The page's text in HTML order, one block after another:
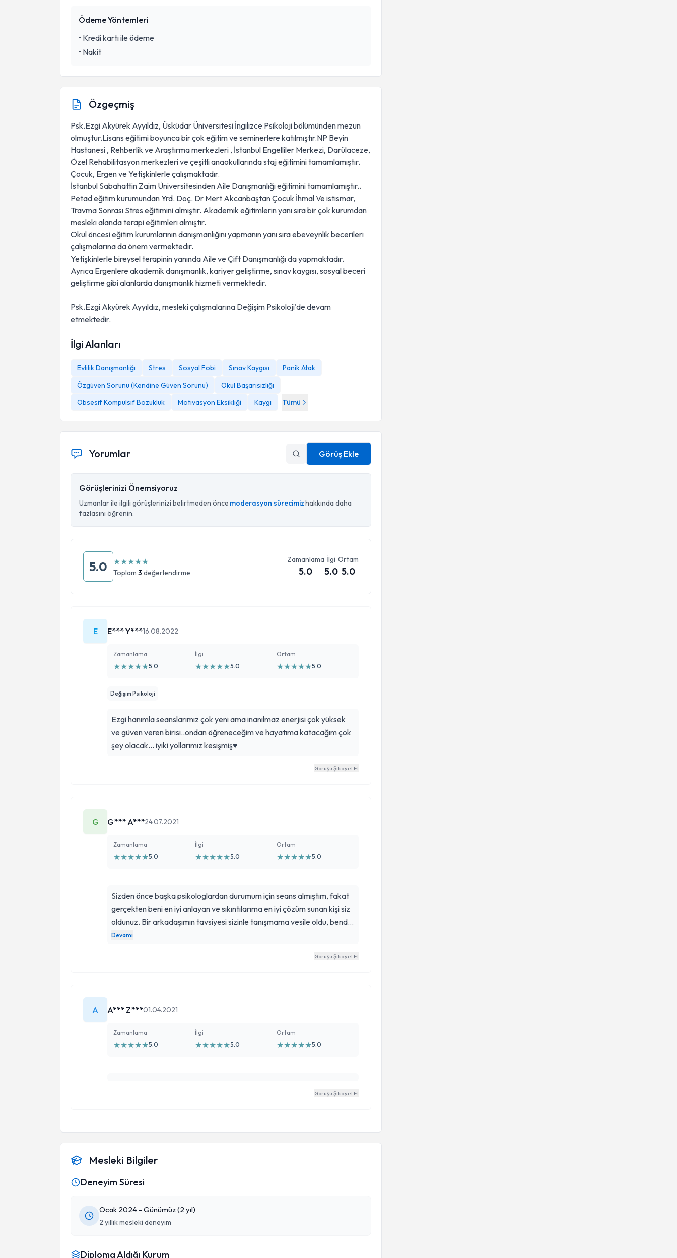
Ödeme Yöntemleri
• Kredi kartı ile ödeme
• Nakit
Özgeçmiş
Psk.Ezgi Akyürek Ayyıldız, Üsküdar Üniversitesi İngilizce Psikoloji bölümünden mezun
olmuştur.Lisans eğitimi boyunca bir çok eğitim ve seminerlere katılmıştır.NP Beyin
Hastanesi , Rehberlik ve Araştırma merkezleri , İstanbul Engelliler Merkezi, Darülaceze,
Özel Rehabilitasyon merkezleri ve çeşitli anaokullarında staj eğitimini tamamlamıştır.
Çocuk, Ergen ve Yetişkinlerle çalışmaktadır.
İstanbul Sabahattin Zaim Üniversitesinden Aile Danışmanlığı eğitimini tamamlamıştır..
Petad eğitim kurumundan Yrd. Doç. Dr Mert Akcanbaştan Çocuk İhmal Ve istismar,
Travma Sonrası Stres eğitimini almıştır. Akademik eğitimlerin yanı sıra bir çok kurumdan
mesleki alanda terapi eğitimleri almıştır.
Okul öncesi eğitim kurumlarının danışmanlığını yapmanın yanı sıra ebeveynlik becerileri
çalışmalarına da önem vermektedir.
Yetişkinlerle bireysel terapinin yanında Aile ve Çift Danışmanlığı da yapmaktadır.
Ayrıca Ergenlere akademik danışmanlık, kariyer geliştirme, sınav kaygısı, sosyal beceri
geliştirme gibi alanlarda danışmanlık hizmeti vermektedir.
Psk.Ezgi Akyürek Ayyıldız, mesleki çalışmalarına Değişim Psikoloji'de devam
etmektedir.
İlgi Alanları
Evlilik Danışmanlığı Stres Sosyal Fobi Sınav Kaygısı
Panik Atak
Özgüven Sorunu (Kendine Güven Sorunu)
Okul Başarısızlığı
Obsesif Kompulsif Bozukluk
Motivasyon Eksikliği Kaygı Tümü
Yorumlar Görüş Ekle
Görüşlerinizi Önemsiyoruz
Uzmanlar ile ilgili görüşlerinizi belirtmeden önce moderasyon sürecimizhakkında daha
fazlasını öğrenin.
5.0 ★★★★★
Toplam 3 değerlendirme
Zamanlama
5.0
İlgi
5.0
Ortam
5.0
E E*** Y***16.08.2022
Zamanlama
★★★★★5.0
İlgi
★★★★★5.0
Ortam
★★★★★5.0
Değişim Psikoloji
Ezgi hanımla seanslarımız çok yeni ama inanılmaz enerjisi çok yüksek
ve güven veren birisi..ondan öğreneceğim ve hayatıma katacağım çok
şey olacak... iyiki yollarımız kesişmiş♥️
Görüşü Şikayet Et
G G*** A***24.07.2021
Zamanlama
★★★★★5.0
İlgi
★★★★★5.0
Ortam
★★★★★5.0
Sizden önce başka psikologlardan durumum için seans almıştım, fakat
gerçekten beni en iyi anlayan ve sıkıntılarıma en iyi çözüm sunan kişi siz
oldunuz. Bir arkadaşımın tavsiyesi sizinle tanışmama vesile oldu, bende
şimdi başkalarına sizi gönül rahatlığıyla tavsiye ediyorum. Danışanınız
Devamı
Görüşü Şikayet Et
A A*** Z***01.04.2021
Zamanlama
★★★★★5.0
İlgi
★★★★★5.0
Ortam
★★★★★5.0
Görüşü Şikayet Et
Mesleki Bilgiler
Deneyim Süresi
Ocak 2024 - Günümüz (2 yıl)
2 yıllık mesleki deneyim
Diploma Aldığı Kurum